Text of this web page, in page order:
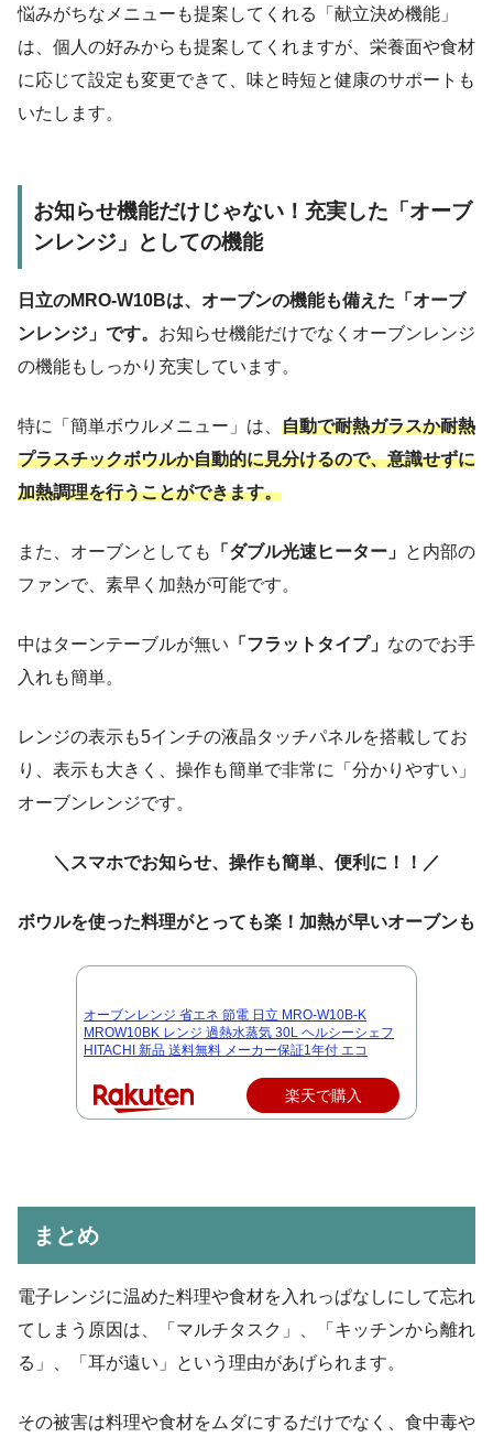
悩みがちなメニューも提案してくれる「献立決め機能」
は、個人の好みからも提案してくれますが、栄養面や食材
に応じて設定も変更できて、味と時短と健康のサポートも
いたします。
お知らせ機能だけじゃない！充実した「オーブ
ンレンジ」としての機能
日立のMRO-W10Bは、オーブンの機能も備えた「オーブ
ンレンジ」です。 お知らせ機能だけでなくオーブンレンジ
の機能もしっかり充実しています。
特に「簡単ボウルメニュー」は、 自動で耐熱ガラスか耐熱
プラスチックボウルか自動的に見分けるので、意識せずに
加熱調理を行うことができます。
また、オーブンとしても 「ダブル光速ヒーター」 と内部の
ファンで、素早く加熱が可能です。
中はターンテーブルが無い 「フラットタイプ」 なのでお手
入れも簡単。
レンジの表示も5インチの液晶タッチパネルを搭載してお
り、表示も大きく、操作も簡単で非常に「分かりやすい」
オーブンレンジです。
＼スマホでお知らせ、操作も簡単、便利に！！／
ボウルを使った料理がとっても楽！加熱が早いオーブンも
オーブンレンジ 省エネ 節電 日立 MRO-W10B-K
MROW10BK レンジ 過熱水蒸気 30L ヘルシーシェフ
HITACHI 新品 送料無料 メーカー保証1年付 エコ
楽天で購入
まとめ
電子レンジに温めた料理や食材を入れっぱなしにして忘れ
てしまう原因は、「マルチタスク」、「キッチンから離れ
る」、「耳が遠い」という理由があげられます。
その被害は料理や食材をムダにするだけでなく、食中毒や